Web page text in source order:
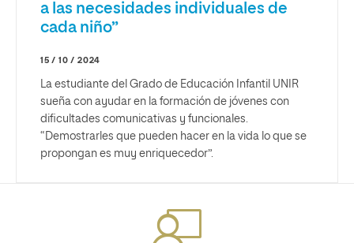
a las necesidades individuales de
cada niño”
15 / 10 / 2024
La estudiante del Grado de Educación Infantil UNIR
sueña con ayudar en la formación de jóvenes con
dificultades comunicativas y funcionales.
“Demostrarles que pueden hacer en la vida lo que se
propongan es muy enriquecedor”.